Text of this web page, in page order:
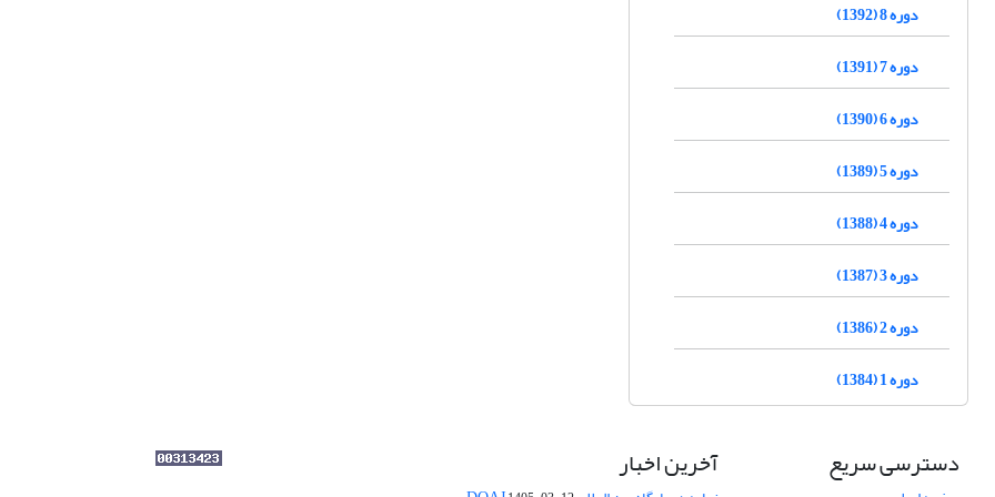
دوره 8 (1392)
دوره 7 (1391)
دوره 6 (1390)
دوره 5 (1389)
دوره 4 (1388)
دوره 3 (1387)
دوره 2 (1386)
دوره 1 (1384)
دسترسی سریع آخرین اخبار